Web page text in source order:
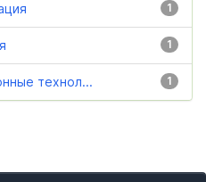
1
1
1
технол...